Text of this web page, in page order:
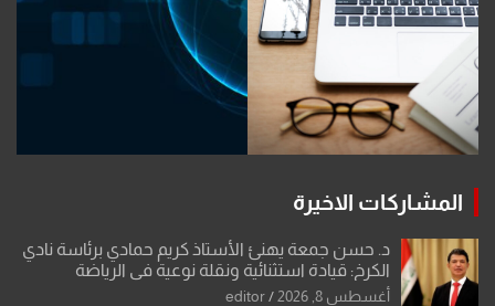
المشاركات الاخيرة
د. حسن جمعة يهنئ الأستاذ كريم حمادي برئاسة نادي
الكرخ: قيادة استثنائية ونقلة نوعية في الرياضة
العراقية
أغسطس 8, 2026 editor